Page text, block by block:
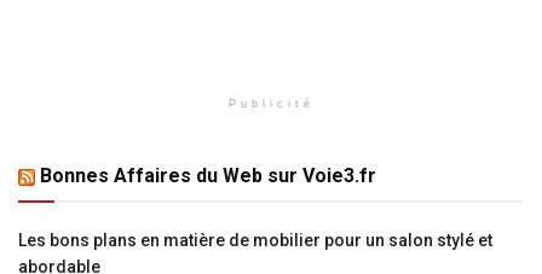
Publicité
Bonnes Affaires du Web sur Voie3.fr
Les bons plans en matière de mobilier pour un salon stylé et
abordable